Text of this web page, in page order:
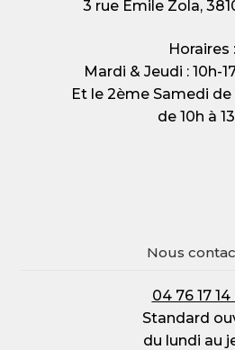
3 rue Émile Zola,
Horaires :
Mardi & Jeudi : 10h-
Et le 2ème Samedi
de 10h à
Nous
04 76 17 14
Standard
du lundi au